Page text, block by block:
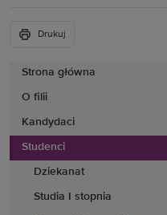
Strona główna
O filii
Kandydaci
Studenci
Dziekanat
Studia I stopnia
Drukuj